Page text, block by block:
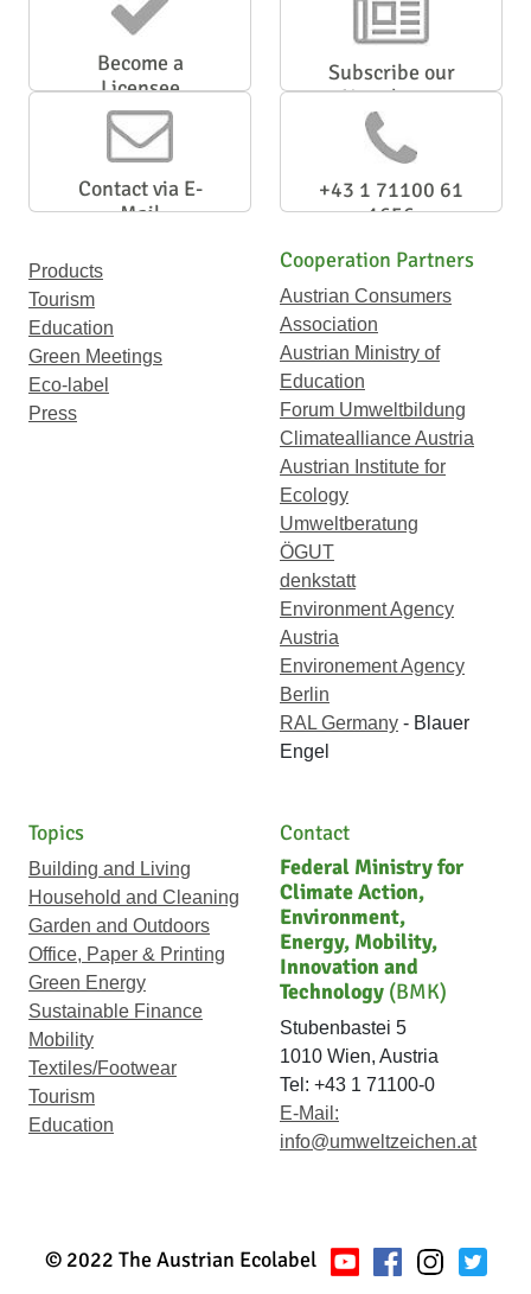
Become a
Licensee
Subscribe our
Newsletter
Contact via E-
Mail
+43 1 71100 61
1656
Products
Tourism
Education
Green Meetings
Eco-label
Press
Cooperation Partners
Austrian Consumers
Association
Austrian Ministry of
Education
Forum Umweltbildung
Climatealliance Austria
Austrian Institute for
Ecology
Umweltberatung
ÖGUT
denkstatt
Environment Agency
Austria
Environement Agency
Berlin
RAL Germany - Blauer
Engel
Topics
Building and Living
Household and Cleaning
Garden and Outdoors
Office, Paper & Printing
Green Energy
Sustainable Finance
Mobility
Textiles/Footwear
Tourism
Education
Contact
Federal Ministry for
Climate Action,
Environment,
Energy, Mobility,
Innovation and
Technology (BMK)
Stubenbastei 5
1010 Wien, Austria
Tel: +43 1 71100-0
E-Mail:
info@umweltzeichen.at
© 2022 The Austrian Ecolabel